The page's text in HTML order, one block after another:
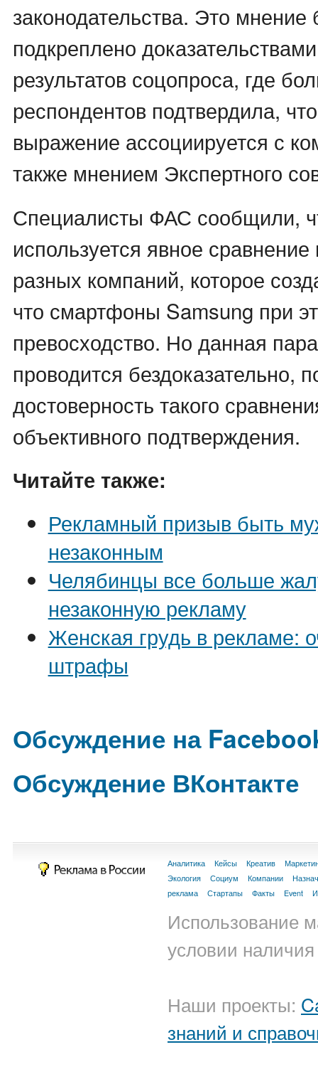
законодательства. Это
подкреплено
результатов соцопроса, где
респондентов подтвердила,
выражение ассоциируется с
также мнением Экспертного
Специалисты ФАС сообщили,
используется явное
разных компаний, которое
что смартфоны Samsung при
превосходство. Но данная
проводится бездоказательно,
достоверность такого
объективного подтверждения.
Читайте также:
Рекламный призыв быть
незаконным
Челябинцы все больше
незаконную рекламу
Женская грудь в рекламе:
штрафы
Обсуждение на
Обсуждение ВКонтакте
Аналитика Кейсы Креатив
Экология
Социум Компании
реклама
Стартапы Факты Event
Использование
условии
Наши проекты:
знаний и